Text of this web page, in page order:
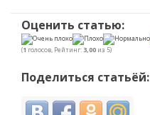
Оценить статью:
(1 голосов, Рейтинг: 3,00 из 5)
Поделиться статьёй: